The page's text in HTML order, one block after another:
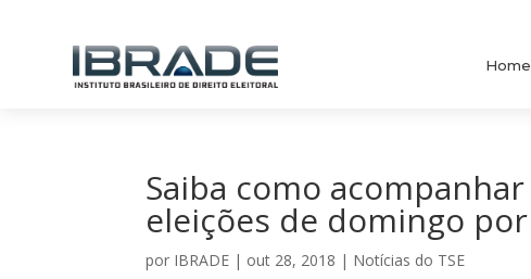
Home
Saiba como
eleições de domingo
por IBRADE | out 28, 2018 | Notícias do TSE